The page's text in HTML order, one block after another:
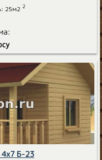
25м2 2
Б-23